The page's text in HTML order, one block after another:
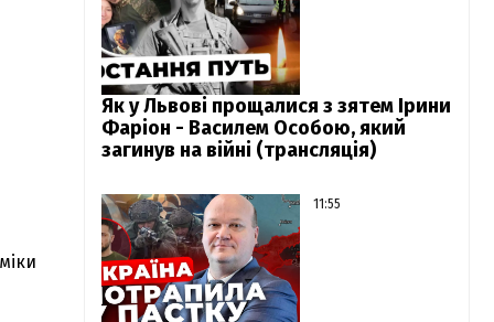
Як у Львові прощалися з зятем Ірини
Фаріон - Василем Особою, який
загинув на війні (трансляція)
11:55